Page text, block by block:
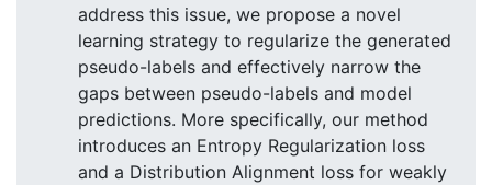
address this issue, we propose a novel
learning strategy to regularize the generated
pseudo-labels and effectively narrow the
gaps between pseudo-labels and model
predictions. More specifically, our method
introduces an Entropy Regularization loss
and a Distribution Alignment loss for weakly